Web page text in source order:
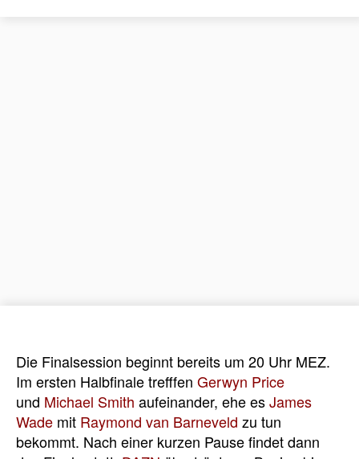
Die Finalsession beginnt bereits um 20 Uhr MEZ.
Im ersten Halbfinale trefffen Gerwyn Price
und Michael Smith aufeinander, ehe esJames
Wade mit Raymond van Barneveld zu tun
bekommt. Nach einer kurzen Pause findet dann